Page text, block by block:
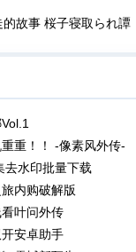
的故事 桜子寝取られ譚
重重！！ -像素风外传-
去水印批量下载
内购破解版
看叶问外传
安卓助手